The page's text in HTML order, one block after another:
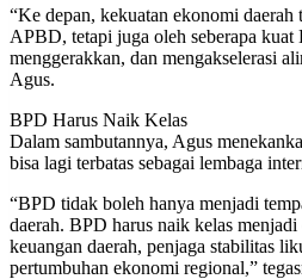
“Ke depan, kekuatan ekonomi
APBD, tetapi juga oleh seberapa kuat
menggerakkan, dan mengakselerasi
Agus.
BPD Harus Naik Kelas
Dalam sambutannya, Agus
bisa lagi terbatas sebagai lembaga
“BPD tidak boleh hanya menjadi
daerah. BPD harus naik kelas
keuangan daerah, penjaga stabilitas
pertumbuhan ekonomi regional,”